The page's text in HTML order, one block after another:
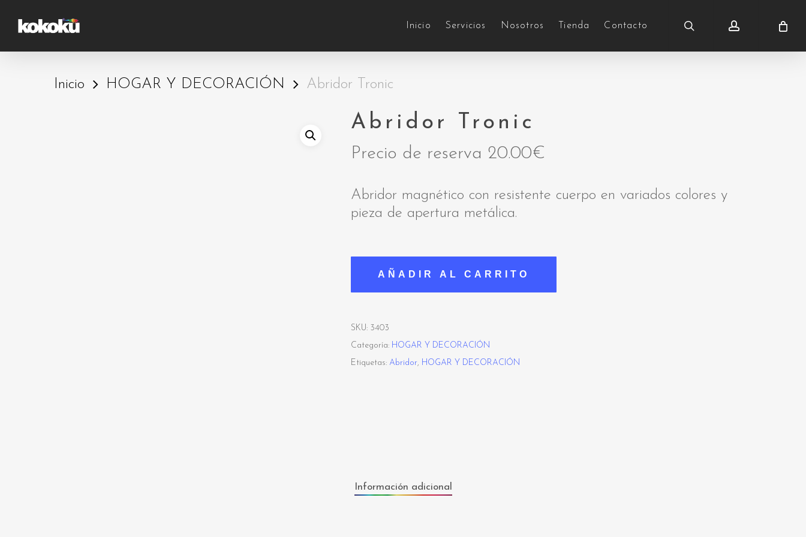
Inicio Servicios Nosotros Tienda Contacto
Inicio HOGAR Y DECORACIÓN Abridor Tronic
Abridor Tronic
Precio de reserva 20.00€
Abridor magnético con resistente cuerpo en variados colores y
pieza de apertura metálica.
AÑADIR AL CARRITO
SKU: 3403
Categoría: HOGAR Y DECORACIÓN
Etiquetas: Abridor, HOGAR Y DECORACIÓN
Información adicional